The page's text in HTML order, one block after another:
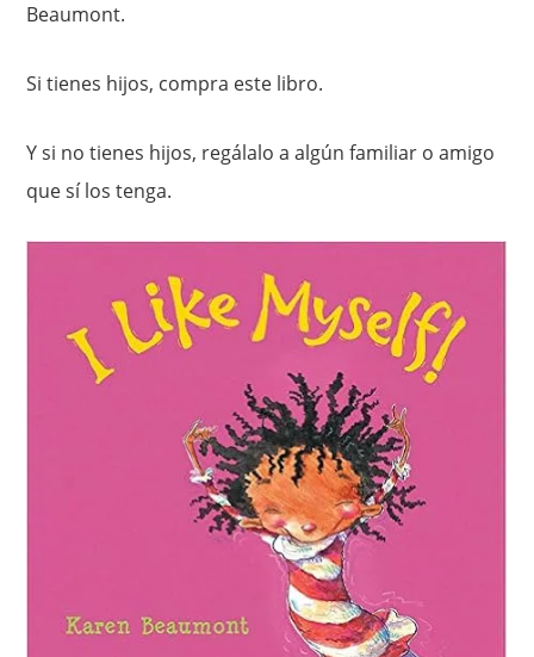
Beaumont.
Si tienes hijos, compra este libro.
Y si no tienes hijos, regálalo a algún familiar o amigo
que sí los tenga.